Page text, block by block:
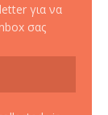
για να
σας